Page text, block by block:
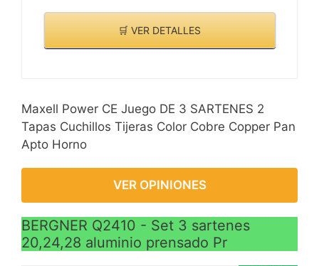
🛒 VER DETALLES
Maxell Power CE Juego DE 3 SARTENES 2
Tapas Cuchillos Tijeras Color Cobre Copper Pan
Apto Horno
VER OPINIONES
BERGNER Q2410 - Set 3 sartenes
20,24,28 aluminio prensado Pr